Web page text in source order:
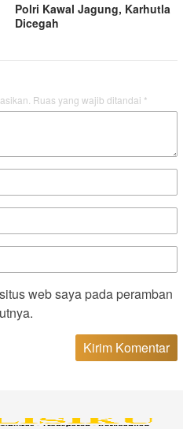
Polri Kawal Jagung, Karhutla
Dicegah
Ruas yang wajib ditandai *
web saya pada peramban